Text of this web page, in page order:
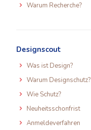
Warum Recherche?
Designscout
Was ist Design?
Warum Designschutz?
Wie Schutz?
Neuheitsschonfrist
Anmeldeverfahren